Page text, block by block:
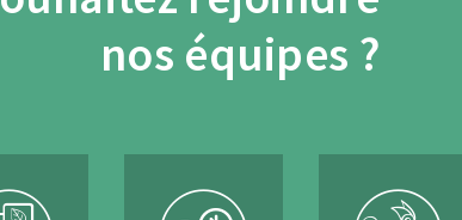
nos équipes ?